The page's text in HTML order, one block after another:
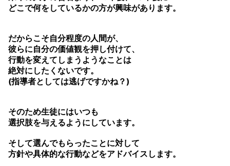
どこで何をしているかの方が興味があります。
だからこそ自分程度の人間が、
彼らに自分の価値観を押し付けて、
行動を変えてしまうようなことは
絶対にしたくないです。
(指導者としては逃げですかね？)
そのため生徒にはいつも
選択肢を与えるようにしています。
そして選んでもらったことに対して
方針や具体的な行動などをアドバイスします。